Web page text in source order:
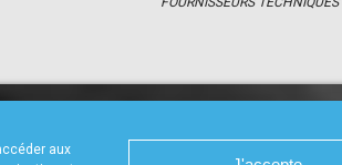
aux
CALENDRIER RÉSULTATS